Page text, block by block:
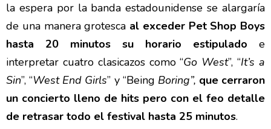
la espera por la banda estadounidense se alargaría
de una manera grotesca al exceder Pet Shop Boys
hasta 20 minutos su horario estipulado e
interpretar cuatro clasicazos como “Go West”, “It’s a
Sin”, “West End Girls” y “Being Boring”, que cerraron
un concierto lleno de hits pero con el feo detalle
de retrasar todo el festival hasta 25 minutos.